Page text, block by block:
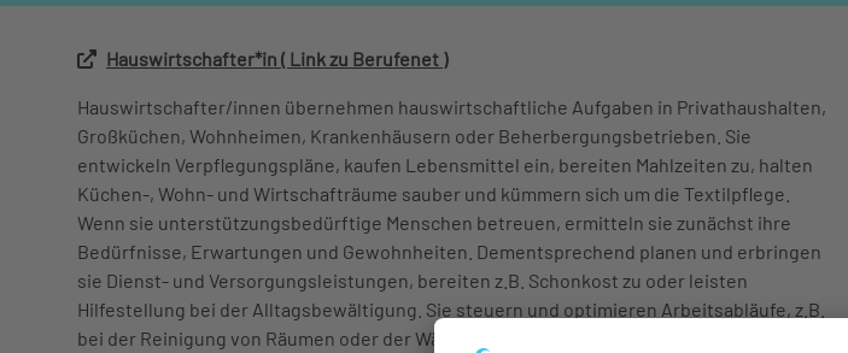
Hauswirtschafter*in ( Link zu Berufenet )
Hauswirtschafter/innen übernehmen hauswirtschaftliche Aufgaben in Privathaushalten,
Großküchen, Wohnheimen, Krankenhäusern oder Beherbergungsbetrieben. Sie
entwickeln Verpflegungspläne, kaufen Lebensmittel ein, bereiten Mahlzeiten zu, halten
Küchen-, Wohn- und Wirtschafträume sauber und kümmern sich um die Textilpflege.
Wenn sie unterstützungsbedürftige Menschen betreuen, ermitteln sie zunächst ihre
Bedürfnisse, Erwartungen und Gewohnheiten. Dementsprechend planen und erbringen
sie Dienst- und Versorgungsleistungen, bereiten z.B. Schonkost zu oder leisten
Hilfestellung bei der Alltagsbewältigung. Sie steuern und optimieren Arbeitsabläufe, z.B.
bei der Reinigung von Räumen oder der Wäschepflege, und sorgen für die Einhaltung von